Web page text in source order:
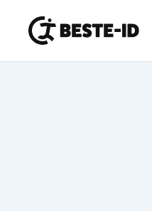
Ga naar inhoud